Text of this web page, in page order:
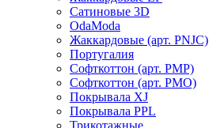
Сатиновые 3D
OdaModa
Жаккардовые (арт. PNJC)
Португалия
Софткоттон (арт. PMP)
Софткоттон (арт. PMO)
Покрывала XJ
Покрывала PPL
Трикотажные